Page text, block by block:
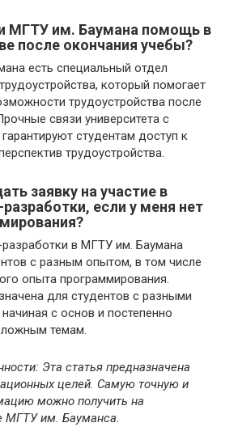
МГТУ им. Баумана помощь в
после окончания учебы?
есть специальный отдел
который помогает
трудоустройства после
связи университета с
студентам доступ к
трудоустройства.
заявку на участие в
если у меня нет
в МГТУ им. Баумана
с разным опытом, в том числе
опыта программирования.
для студентов с разными
с основ и постепенно
темам.
Эта статья предназначена
целей. Самую точную и
можно получить на
МГТУ им. Бауманса.